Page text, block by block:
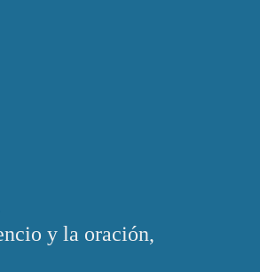
y la oración,